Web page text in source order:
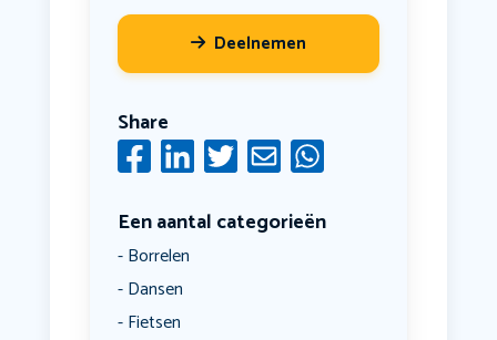
Deelnemen
Share
Een aantal categorieën
Borrelen
Dansen
Fietsen